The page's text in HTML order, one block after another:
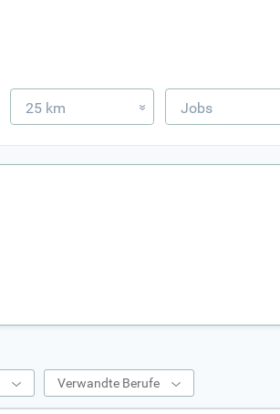
25 km » Jobs
Verwandte Berufe